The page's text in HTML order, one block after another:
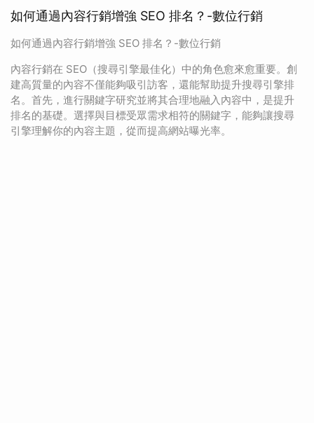
如何通過內容行銷增強 SEO 排名？-數位行銷
如何通過內容行銷增強 SEO 排名？-數位行銷
內容行銷在 SEO（搜尋引擎最佳化）中的角色愈來愈重要。創
建高質量的內容不僅能夠吸引訪客，還能幫助提升搜尋引擎排
名。首先，進行關鍵字研究並將其合理地融入內容中，是提升
排名的基礎。選擇與目標受眾需求相符的關鍵字，能夠讓搜尋
引擎理解你的內容主題，從而提高網站曝光率。